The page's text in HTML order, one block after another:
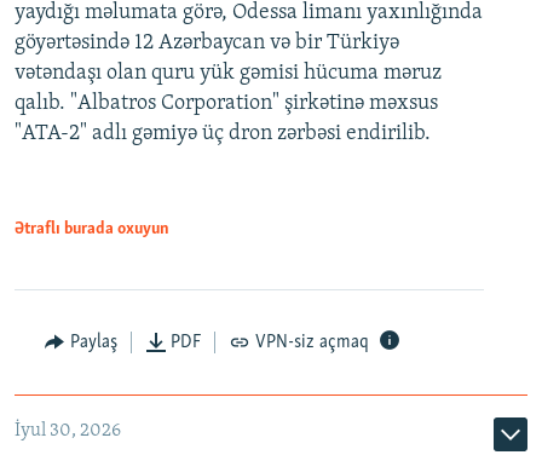
yaydığı məlumata görə, Odessa limanı yaxınlığında
göyərtəsində 12 Azərbaycan və bir Türkiyə
vətəndaşı olan quru yük gəmisi hücuma məruz
qalıb. "Albatros Corporation" şirkətinə məxsus
"ATA-2" adlı gəmiyə üç dron zərbəsi endirilib.
Ətraflı burada oxuyun
Paylaş PDF VPN-siz açmaq
İyul 30, 2026